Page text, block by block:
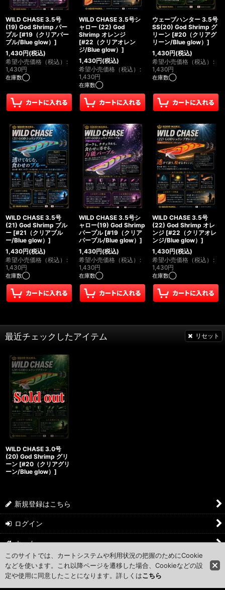
WILD CHASE 3.5号
(19) God Shrimp パー
プル [#19（クリアパー
プル/Blue glow） ]
1,430円(税込)
希望小売価格（税込） :
1,430円
在庫数◯
WILD CHASE 3.5号シ
ャロー (22) God
Shrimp オレンジ
[#22（クリアオレン
ジ/Blue glow） ]
1,430円(税込)
希望小売価格（税込） :
1,430円
在庫数◯
ウェーブハンター 3.5号
SS(20) God Shrimp グ
リーン [#20（クリアグ
リーン/Blue glow） ]
1,430円(税込)
希望小売価格（税込） :
1,430円
在庫数◯
WILD CHASE 3.5号
(21) God Shrimp ブル
ー [#21（クリアブル
ー/Blue glow） ]
1,430円(税込)
希望小売価格（税込） :
1,430円
在庫数◯
WILD CHASE 3.5号シ
ャロー(19) God Shrimp
パープル [#19（クリア
パープル/Blue glow） ]
1,430円(税込)
希望小売価格（税込） :
1,430円
在庫数◯
WILD CHASE 3.5号
(22) God Shrimp オレ
ンジ [#22（クリアオレ
ンジ/Blue glow） ]
1,430円(税込)
希望小売価格（税込） :
1,430円
在庫数◯
最近チェックしたアイテム リセット
WILD CHASE 3.0号
(20) God Shrimp グリ
ーン [#20（クリアグリ
ーン/Blue glow） ]
新規登録はこちら
ログイン
ホーム
ショッピングカート
このサイトでは、カートシステムや利用状況の把握のためにCookie
などを使います。これ以降ページを遷移した場合、Cookieなどの設
定や使用に同意したことになります。詳しくはこちら